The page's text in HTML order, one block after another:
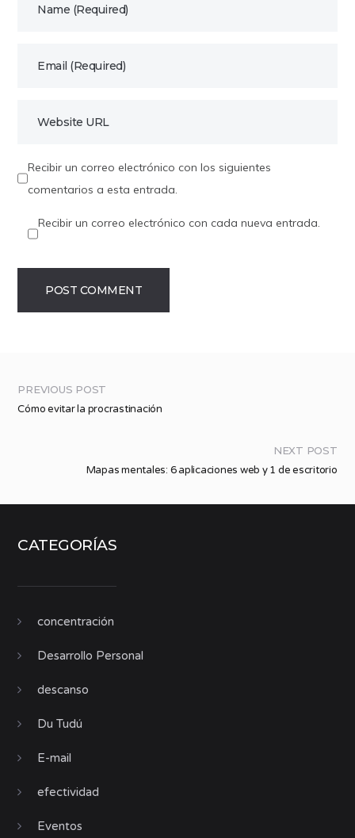
Recibir un correo electrónico con los siguientes
comentarios a esta entrada.
Recibir un correo electrónico con cada nueva entrada.
PREVIOUS POST
Cómo evitar la procrastinación
NEXT POST
Mapas mentales: 6 aplicaciones web y 1 de escritorio
CATEGORÍAS
concentración
Desarrollo Personal
descanso
Du Tudú
E-mail
efectividad
Eventos